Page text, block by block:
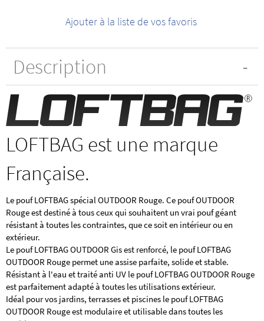
Ajouter à la liste de vos favoris
Description
LOFTBAG est une marque
Française.
Le pouf LOFTBAG spécial OUTDOOR Rouge. Ce pouf OUTDOOR
Rouge est destiné à tous ceux qui souhaitent un vrai pouf géant
résistant à toutes les contraintes, que ce soit en intérieur ou en
extérieur.
Le pouf LOFTBAG OUTDOOR Gis est renforcé, le pouf LOFTBAG
OUTDOOR Rouge permet une assise parfaite, solide et stable.
Résistant à l'eau et traité anti UV le pouf LOFTBAG OUTDOOR Rouge
est parfaitement adapté à toutes les utilisations extérieur.
Idéal pour vos jardins, terrasses et piscines le pouf LOFTBAG
OUTDOOR Rouge est modulaire et utilisable dans toutes les